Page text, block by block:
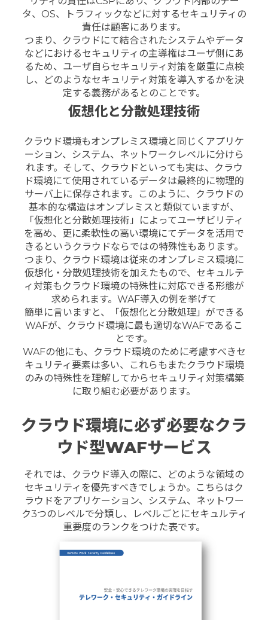
タ、OS、トラフィックなどに対するセキュリティの
責任は顧客にあります。
つまり、クラウドにて結合されたシステムやデータ
などにおけるセキュリティの主導権はユーザ側にあ
るため、ユーザ自らセキュリティ対策を厳重に点検
し、どのようなセキュリティ対策を導入するかを決
定する義務があるとのことです。
仮想化と分散処理技術
クラウド環境もオンプレミス環境と同じくアプリケ
ーション、システム、ネットワークレベルに分けら
れます。そして、クラウドといっても実は、クラウ
ド環境にて使用されているデータは最終的に物理的
サーバ上に保存されます。このように、クラウドの
基本的な構造はオンプレミスと類似ていますが、
「仮想化と分散処理技術」によってユーザビリティ
を高め、更に柔軟性の高い環境にてデータを活用で
きるというクラウドならではの特殊性もあります。
つまり、クラウド環境は従来のオンプレミス環境に
仮想化・分散処理技術を加えたもので、セキュルテ
ィ対策もクラウド環境の特殊性に対応できる形態が
求められます。WAF導入の例を挙げて
簡単に言いますと、「仮想化と分散処理」ができる
WAFが、クラウド環境に最も適切なWAFであるこ
とです。
WAFの他にも、クラウド環境のために考慮すべきセ
キュリティ要素は多い、これらもまたクラウド環境
のみの特殊性を理解してからセキュリティ対策構築
に取り組む必要があります。
クラウド環境に必ず必要なクラ
ウド型WAFサービス
それでは、クラウド導入の際に、どのような領域の
セキュリティを優先すべきでしょうか。こちらはク
ラウドをアプリケーション、システム、ネットワー
ク3つのレベルで分類し、レベルごとにセキュルティ
重要度のランクをつけた表です。